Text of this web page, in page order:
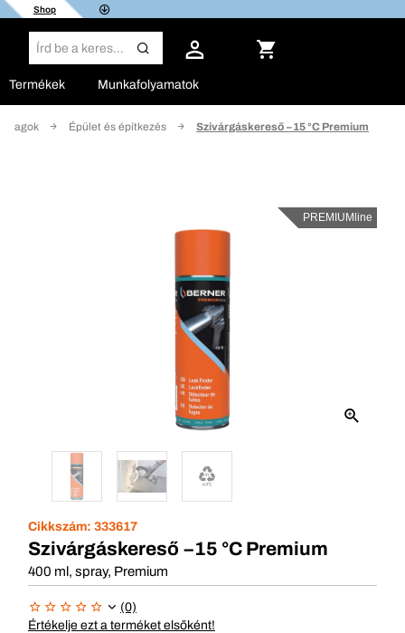
Shop
Termékek Munkafolyamatok
Épület és építkezés Szivárgáskereső −15 °C Premium
PREMIUMline
Cikkszám: 333617
Szivárgáskereső −15 °C Premium
400 ml, spray, Premium
(0)
Értékelje ezt a terméket elsőként!